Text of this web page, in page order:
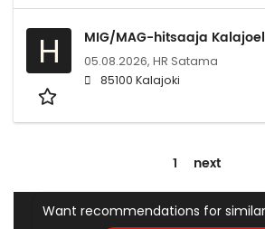
H MIG/MAG-hitsaaja
05.08.2026, HR Satama
85100 Kalajoki
1 next
Want recommendations for